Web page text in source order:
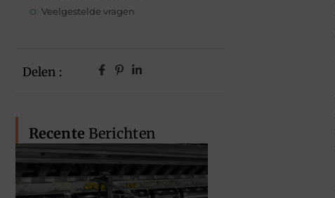
Veelgestelde vragen
Delen :
Recente Berichten